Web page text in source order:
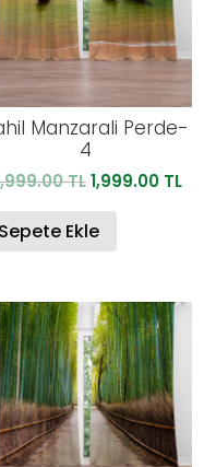
TL.
Manzarali Perde-
4
TL Orijinal
2,999.00 TL.
1,999.00 TLŞu
Sepete Ekle